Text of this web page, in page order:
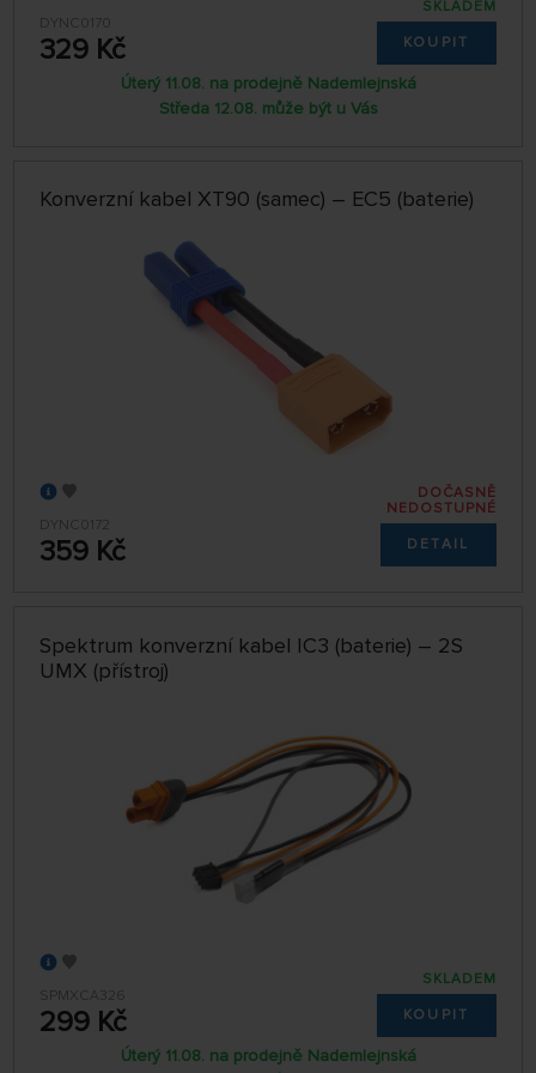
DYNC0170
329 Kč
SKLADEM
KOUPIT
Úterý 11.08. na prodejně Nademlejnská
Středa 12.08. může být u Vás
Konverzní kabel XT90 (samec) – EC5 (baterie)
DYNC0172
359 Kč
DOČASNĚ
NEDOSTUPNÉ
DETAIL
Spektrum konverzní kabel IC3 (baterie) – 2S
UMX (přístroj)
SPMXCA326
299 Kč
SKLADEM
KOUPIT
Úterý 11.08. na prodejně Nademlejnská